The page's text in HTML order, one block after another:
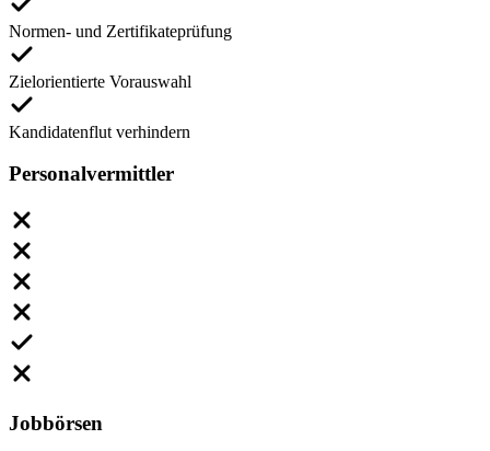
Normen- und Zertifikateprüfung
Zielorientierte Vorauswahl
Kandidatenflut verhindern
Personalvermittler
Jobbörsen